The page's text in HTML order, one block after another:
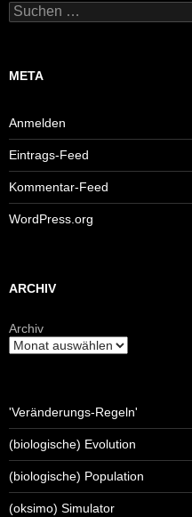
Suchen
nach:
META
Anmelden
Eintrags-Feed
Kommentar-Feed
WordPress.org
ARCHIV
Archiv
'Veränderungs-Regeln'
(biologische) Evolution
(biologische) Population
(oksimo) Simulator